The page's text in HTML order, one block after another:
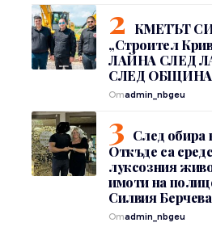
КМЕТЪТ
„Строител
ЛАЙНА СЛЕД
СЛЕД
Отadmin_nbgeu
След обира
Откъде са
луксозния
имоти на
Силвия
Отadmin_nbgeu